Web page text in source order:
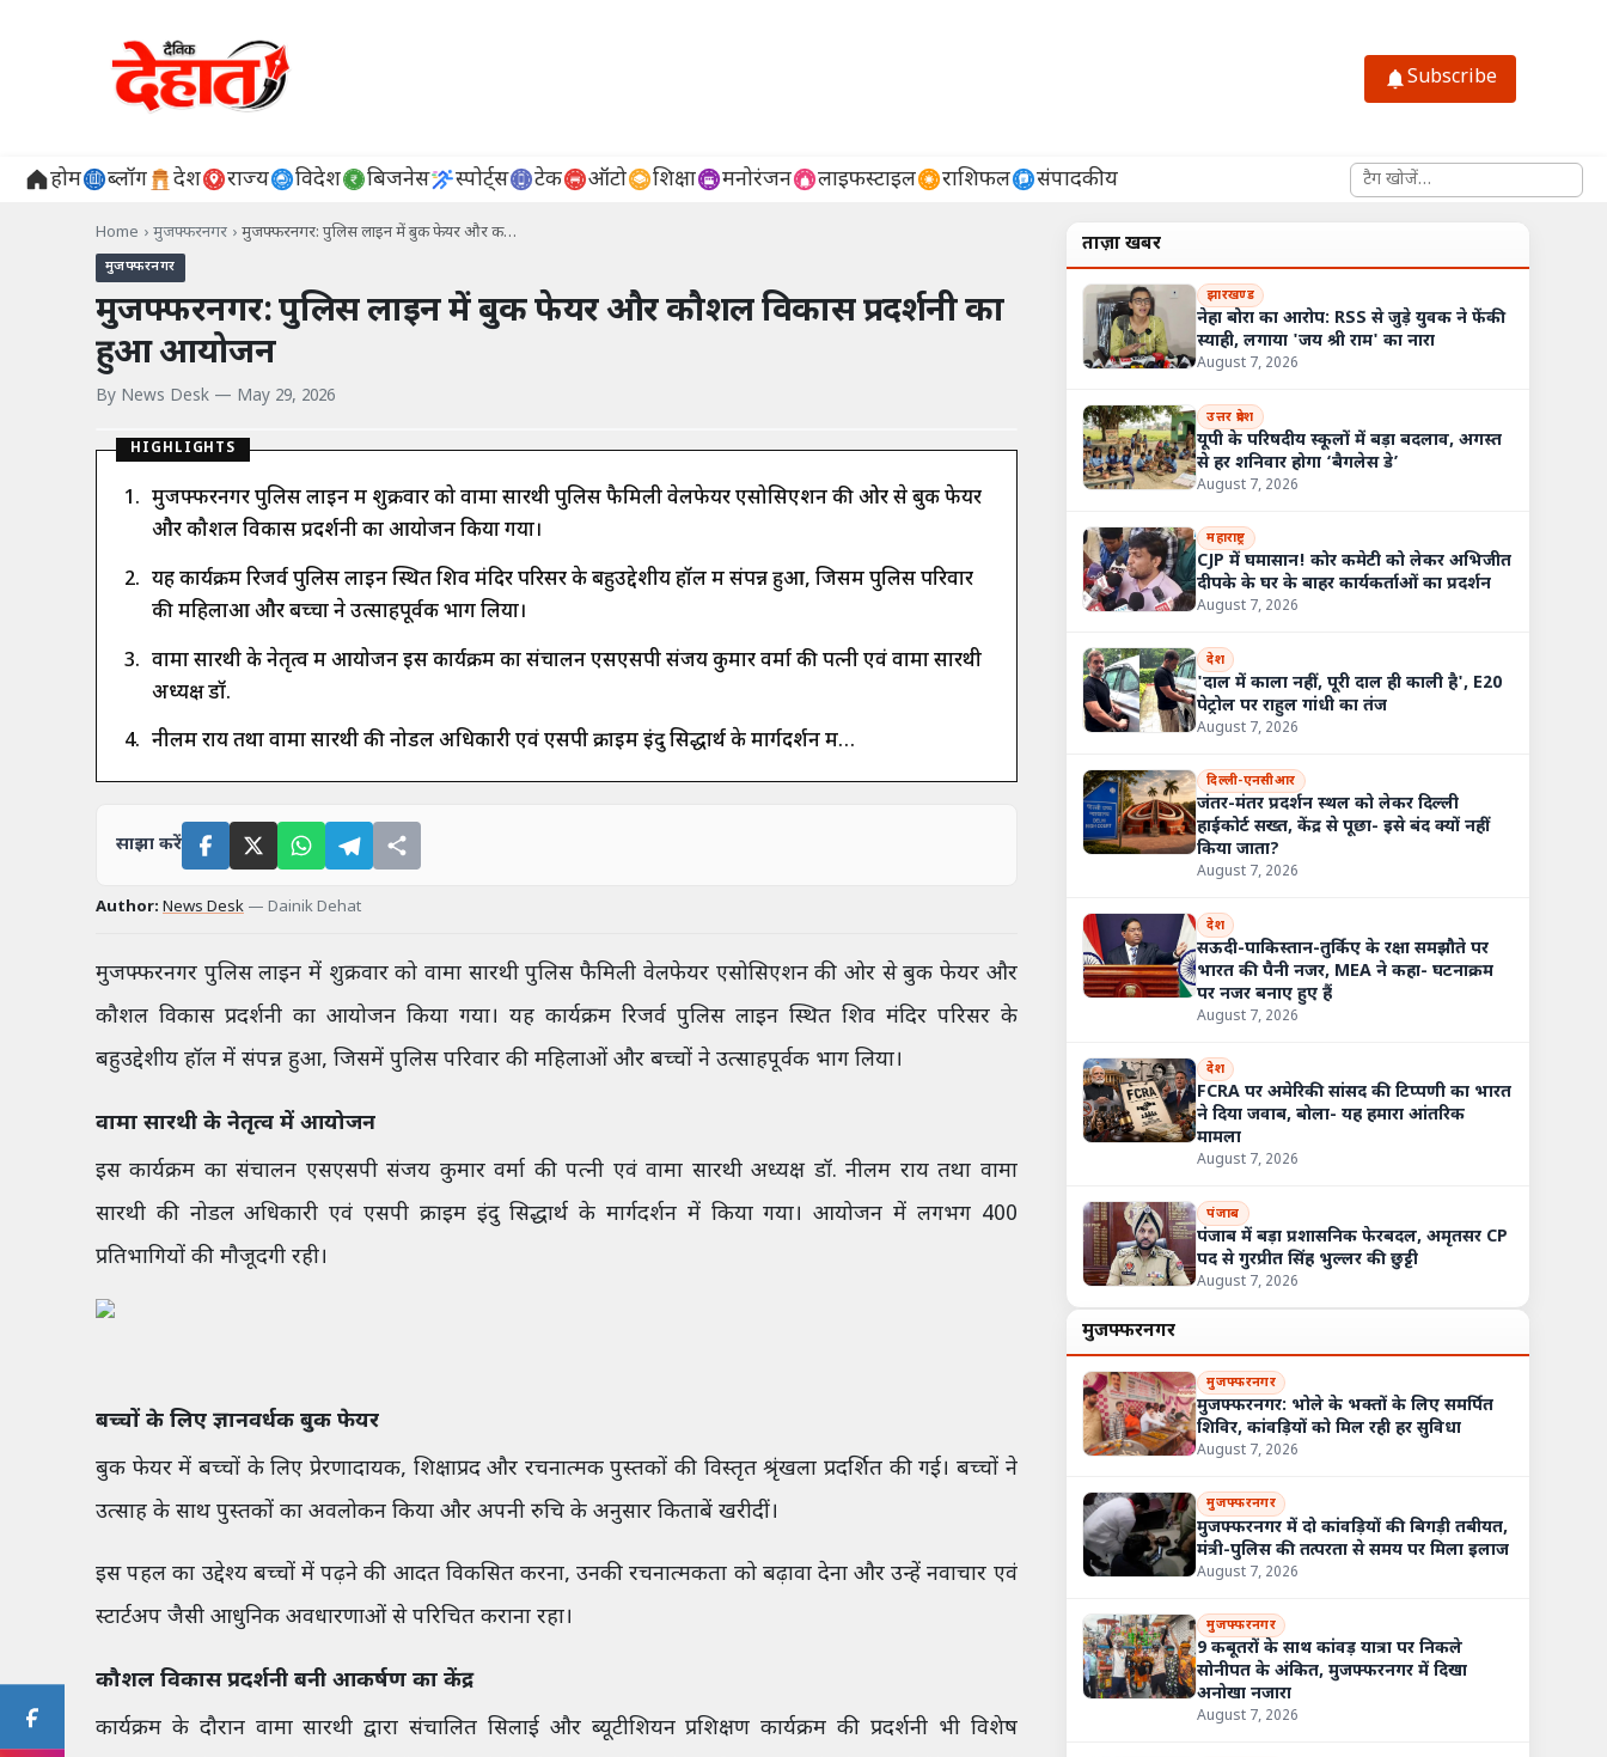
Subscribe
होम ब्लॉग देश राज्य विदेश बिजनेस स्पोर्ट्स टेक ऑटो शिक्षा मनोरंजन लाइफस्टाइल राशिफल संपादकीय साइट में खोजें
Home › मुजफ्फरनगर › मुजफ्फरनगर: पुलिस लाइन में बुक फेयर और क…
मुजफ्फरनगर
मुजफ्फरनगर: पुलिस लाइन में बुक फेयर और कौशल विकास प्रदर्शनी का
हुआ आयोजन
By News Desk — May 29, 2026
HIGHLIGHTS
मुजफ्फरनगर पुलिस लाइन में शुक्रवार को वामा सारथी पुलिस फैमिली वेलफेयर एसोसिएशन की ओर से बुक फेयर
और कौशल विकास प्रदर्शनी का आयोजन किया गया।
यह कार्यक्रम रिजर्व पुलिस लाइन स्थित शिव मंदिर परिसर के बहुउद्देशीय हॉल में संपन्न हुआ, जिसमें पुलिस परिवार
की महिलाओं और बच्चों ने उत्साहपूर्वक भाग लिया।
वामा सारथी के नेतृत्व में आयोजन इस कार्यक्रम का संचालन एसएसपी संजय कुमार वर्मा की पत्नी एवं वामा सारथी
अध्यक्ष डॉ.
नीलम राय तथा वामा सारथी की नोडल अधिकारी एवं एसपी क्राइम इंदु सिद्धार्थ के मार्गदर्शन में…
साझा करें
Author: News Desk — Dainik Dehat
मुजफ्फरनगर पुलिस लाइन में शुक्रवार को वामा सारथी पुलिस फैमिली वेलफेयर एसोसिएशन की ओर से बुक फेयर और
कौशल विकास प्रदर्शनी का आयोजन किया गया। यह कार्यक्रम रिजर्व पुलिस लाइन स्थित शिव मंदिर परिसर के
बहुउद्देशीय हॉल में संपन्न हुआ, जिसमें पुलिस परिवार की महिलाओं और बच्चों ने उत्साहपूर्वक भाग लिया।
वामा सारथी के नेतृत्व में आयोजन
इस कार्यक्रम का संचालन एसएसपी संजय कुमार वर्मा की पत्नी एवं वामा सारथी अध्यक्ष डॉ. नीलम राय तथा वामा
सारथी की नोडल अधिकारी एवं एसपी क्राइम इंदु सिद्धार्थ के मार्गदर्शन में किया गया। आयोजन में लगभग 400
प्रतिभागियों की मौजूदगी रही।
बच्चों के लिए ज्ञानवर्धक बुक फेयर
बुक फेयर में बच्चों के लिए प्रेरणादायक, शिक्षाप्रद और रचनात्मक पुस्तकों की विस्तृत श्रृंखला प्रदर्शित की गई। बच्चों ने
उत्साह के साथ पुस्तकों का अवलोकन किया और अपनी रुचि के अनुसार किताबें खरीदीं।
इस पहल का उद्देश्य बच्चों में पढ़ने की आदत विकसित करना, उनकी रचनात्मकता को बढ़ावा देना और उन्हें नवाचार एवं
स्टार्टअप जैसी आधुनिक अवधारणाओं से परिचित कराना रहा।
कौशल विकास प्रदर्शनी बनी आकर्षण का केंद्र
कार्यक्रम के दौरान वामा सारथी द्वारा संचालित सिलाई और ब्यूटीशियन प्रशिक्षण कार्यक्रम की प्रदर्शनी भी विशेष
ताज़ा खबरें
झारखण्ड
नेहा बोरा का आरोप: RSS से जुड़े युवक ने फेंकी
स्याही, लगाया 'जय श्री राम' का नारा
August 7, 2026
उत्तर प्रदेश
यूपी के परिषदीय स्कूलों में बड़ा बदलाव, अगस्त
से हर शनिवार होगा ‘बैगलेस डे’
August 7, 2026
महाराष्ट्र
CJP में घमासान! कोर कमेटी को लेकर अभिजीत
दीपके के घर के बाहर कार्यकर्ताओं का प्रदर्शन
August 7, 2026
देश
'दाल में काला नहीं, पूरी दाल ही काली है', E20
पेट्रोल पर राहुल गांधी का तंज
August 7, 2026
दिल्ली-एनसीआर
जंतर-मंतर प्रदर्शन स्थल को लेकर दिल्ली
हाईकोर्ट सख्त, केंद्र से पूछा- इसे बंद क्यों नहीं
किया जाता?
August 7, 2026
देश
सऊदी-पाकिस्तान-तुर्किए के रक्षा समझौते पर
भारत की पैनी नजर, MEA ने कहा- घटनाक्रम
पर नजर बनाए हुए हैं
August 7, 2026
देश
FCRA पर अमेरिकी सांसद की टिप्पणी का भारत
ने दिया जवाब, बोला- यह हमारा आंतरिक
मामला
August 7, 2026
पंजाब
पंजाब में बड़ा प्रशासनिक फेरबदल, अमृतसर CP
पद से गुरप्रीत सिंह भुल्लर की छुट्टी
August 7, 2026
मुजफ्फरनगर
मुजफ्फरनगर
मुजफ्फरनगर: भोले के भक्तों के लिए समर्पित
शिविर, कांवड़ियों को मिल रही हर सुविधा
August 7, 2026
मुजफ्फरनगर
मुजफ्फरनगर में दो कांवड़ियों की बिगड़ी तबीयत,
मंत्री-पुलिस की तत्परता से समय पर मिला इलाज
August 7, 2026
मुजफ्फरनगर
9 कबूतरों के साथ कांवड़ यात्रा पर निकले
सोनीपत के अंकित, मुजफ्फरनगर में दिखा
अनोखा नजारा
August 7, 2026